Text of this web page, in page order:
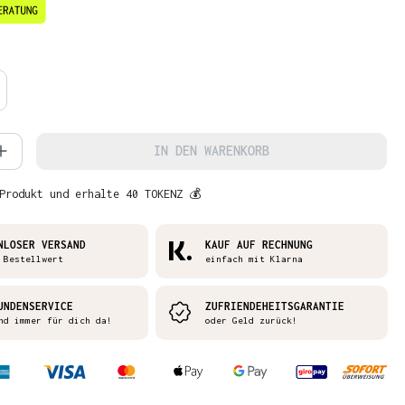
Gib den gewünschten Wert
IN DEN WARENKORB
und erhalte 40 TOKENZ 💰
VERSAND
Bestellwert
KAUF AUF RECHNUNG
einfach mit Klarna
immer für dich da!
ZUFRIENDEHEITSGARANTIE
oder Geld zurück!